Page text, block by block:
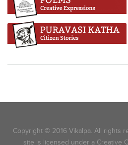
Copyright © 2016 Vikalpa. All rights
site is licensed under a Creative